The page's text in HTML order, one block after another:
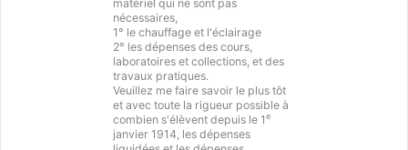
matériel qui ne sont pas
nécessaires,
1° le chauffage et l'éclairage
2° les dépenses des cours,
laboratoires et collections, et des
travaux pratiques.
Veuillez me faire savoir le plus tôt
et avec toute la rigueur possible à
combien s'élèvent depuis le 1e
janvier 1914, les dépenses